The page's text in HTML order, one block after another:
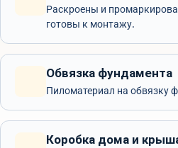
Раскроены и
готовы к монтажу.
Обвязка фундамента
Пиломатериал на обвязку
Коробка дома и